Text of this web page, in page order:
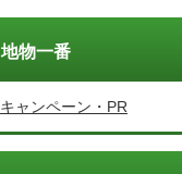
地物一番
キャンペーン・PR